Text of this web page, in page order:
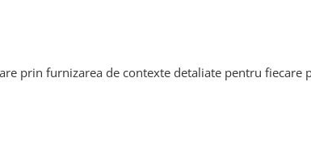
prin furnizarea de contexte detaliate pentru fiecare